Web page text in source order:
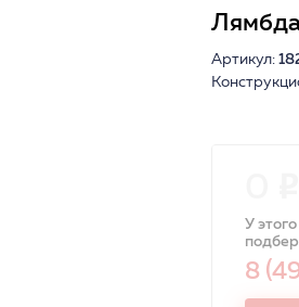
Артикул:
У
8